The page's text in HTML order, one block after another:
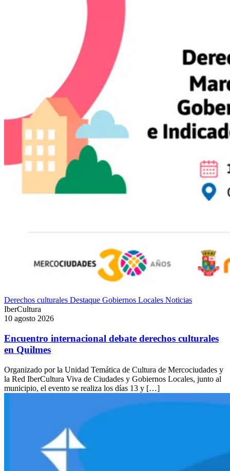
Derechos culturales Destaque Gobiernos Locales Noticias
IberCultura
10 agosto 2026
Encuentro internacional debate derechos culturales
en Quilmes
Organizado por la Unidad Temática de Cultura de Mercociudades y
la Red IberCultura Viva de Ciudades y Gobiernos Locales, junto al
municipio, el evento se realiza los días 13 y […]